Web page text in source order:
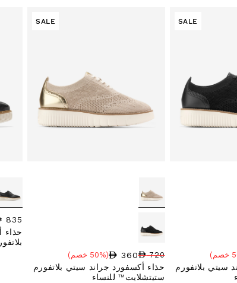
SALE
سيتي بلاتفورم
SALE
السعر العادي
720
سعر البيع
360
نسبة الخصم
(50% خصم)
حذاء أكسفورد جراند سيتي بلاتفورم
ستيتشلايت™ للنساء
835
حذاء